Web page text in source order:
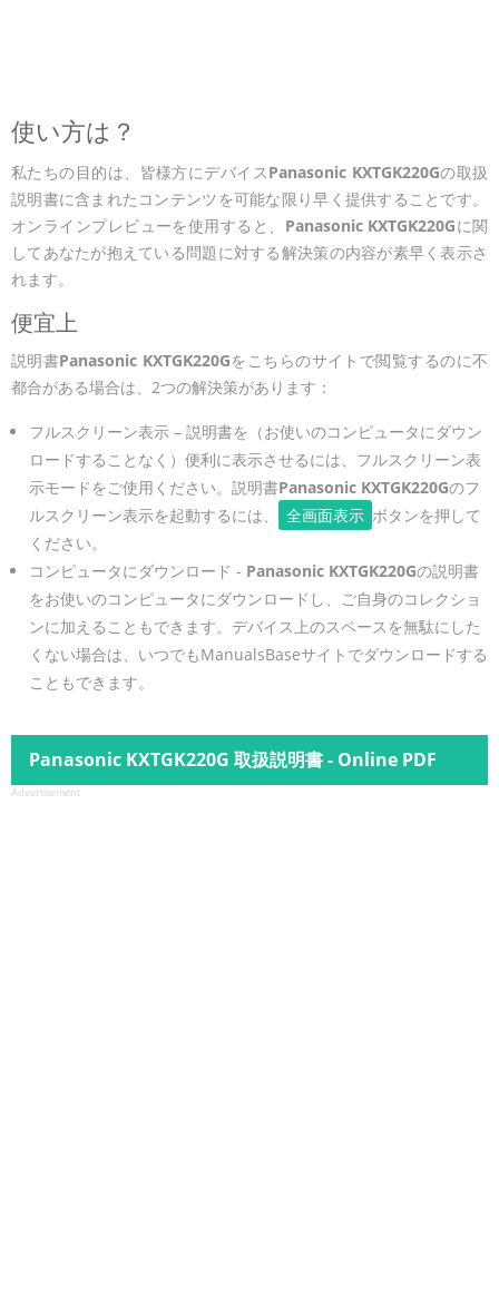
使い方は？
私たちの目的は、皆様方にデバイスPanasonic KXTGK220Gの取扱
説明書に含まれたコンテンツを可能な限り早く提供することです。
オンラインプレビューを使用すると、 Panasonic KXTGK220Gに関
してあなたが抱えている問題に対する解決策の内容が素早く表示さ
れます。
便宜上
説明書Panasonic KXTGK220Gをこちらのサイトで閲覧するのに不
都合がある場合は、2つの解決策があります：
フルスクリーン表示 – 説明書を（お使いのコンピュータにダウン
ロードすることなく）便利に表示させるには、フルスクリーン表
示モードをご使用ください。説明書Panasonic KXTGK220Gのフ
ルスクリーン表示を起動するには、
全画面表示 ボタンを押して
ください。
コンピュータにダウンロード - Panasonic KXTGK220Gの説明書
をお使いのコンピュータにダウンロードし、ご自身のコレクショ
ンに加えることもできます。デバイス上のスペースを無駄にした
くない場合は、いつでもManualsBaseサイトでダウンロードする
こともできます。
Panasonic KXTGK220G 取扱説明書 - Online PDF
Advertisement